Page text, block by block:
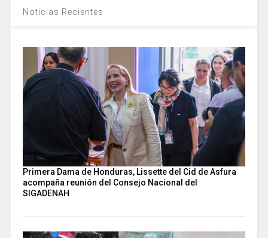
Noticias Recientes
Primera Dama de Honduras, Lissette del Cid de Asfura
acompaña reunión del Consejo Nacional del
SIGADENAH